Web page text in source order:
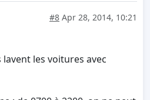
#8 Apr 28, 2014, 10:21
les voitures avec